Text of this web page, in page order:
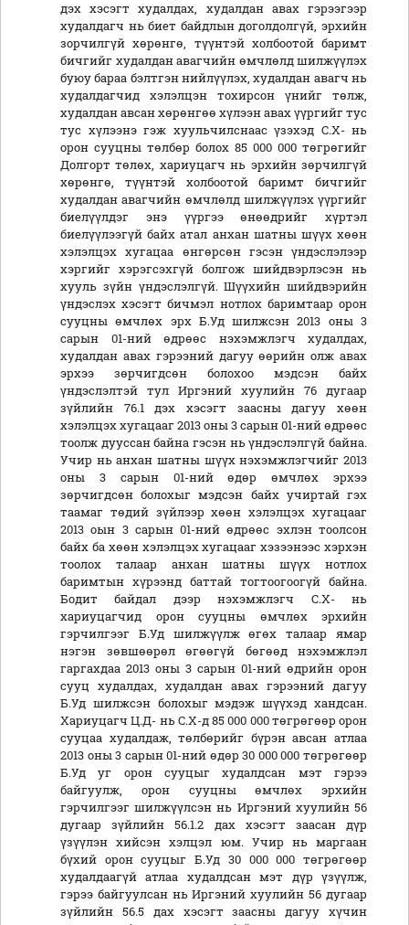
дэх хэсэгт худалдах, худалдан авах гэрээгээр
худалдагч нь биет байдлын доголдолгүй, эрхийн
зорчилгүй хөрөнгө, түүнтэй холбоотой баримт
бичгийг худалдан авагчийн өмчлөлд шилжүүлэх
буюу бараа бэлтгэн нийлүүлэх, худалдан авагч нь
худалдагчид хэлэлцэн тохирсон үнийг төлж,
худалдан авсан хөрөнгөө хүлээн авах үүргийг тус
тус хүлээнэ гэж хуульчилснаас үзэхэд С.Х- нь
орон сууцны төлбөр болох 85 000 000 төгрөгийг
Долгорт төлөх, хариуцагч нь эрхийн зөрчилгүй
хөрөнгө, түүнтэй холбоотой баримт бичгийг
худалдан авагчийн өмчлөлд шилжүүлэх үүргийг
биелүүлдэг энэ үүргээ өнөөдрийг хүртэл
биелүүлээгүй байх атал анхан шатны шүүх хөөн
хэлэлцэх хугацаа өнгөрсөн гэсэн үндэслэлээр
хэргийг хэрэгсэхгүй болгож шийдвэрлэсэн нь
хууль зүйн үндэслэлгүй. Шүүхийн шийдвэрийн
үндэслэх хэсэгт бичмэл нотлох баримтаар орон
сууцны өмчлөх эрх Б.Уд шилжсэн 2013 оны 3
сарын 01-ний өдрөөс нэхэмжлэгч худалдах,
худалдан авах гэрээний дагуу өөрийн олж авах
эрхээ зөрчигдсөн болохоо мэдсэн байх
үндэслэлтэй тул Иргэний хуулийн 76 дугаар
зүйлийн 76.1 дэх хэсэгт заасны дагуу хөөн
хэлэлцэх хугацааг 2013 оны 3 сарын 01-ний өдрөөс
тоолж дууссан байна гэсэн нь үндэслэлгүй байна.
Учир нь анхан шатны шүүх нэхэмжлэгчийг 2013
оны 3 сарын 01-ний өдөр өмчлөх эрхээ
зөрчигдсөн болохыг мэдсэн байх учиртай гэх
таамаг төдий зүйлээр хөөн хэлэлцэх хугацааг
2013 оын 3 сарын 01-ний өдрөөс эхлэн тоолсон
байх ба хөөн хэлэлцэх хугацааг хэзээнээс хэрхэн
тоолох талаар анхан шатны шүүх нотлох
баримтын хүрээнд баттай тогтоогоогүй байна.
Бодит байдал дээр нэхэмжлэгч С.Х- нь
хариуцагчид орон сууцны өмчлөх эрхийн
гэрчилгээг Б.Уд шилжүүлж өгөх талаар ямар
нэгэн зөвшөөрөл өгөөгүй бөгөөд нэхэмжлэл
гаргахдаа 2013 оны 3 сарын 01-ний өдрийн орон
сууц худалдах, худалдан авах гэрээний дагуу
Б.Уд шилжсэн болохыг мэдэж шүүхэд хандсан.
Хариуцагч Ц.Д- нь С.Х-д 85 000 000 төгрөгөөр орон
сууцаа худалдаж, төлбөрийг бүрэн авсан атлаа
2013 оны 3 сарын 01-ний өдөр 30 000 000 төгрөгөөр
Б.Уд уг орон сууцыг худалдсан мэт гэрээ
байгуулж, орон сууцны өмчлөх эрхийн
гэрчилгээг шилжүүлсэн нь Иргэний хуулийн 56
дугаар зүйлийн 56.1.2 дах хэсэгт заасан дүр
үзүүлэн хийсэн хэлцэл юм. Учир нь маргаан
бүхий орон сууцыг Б.Уд 30 000 000 төгрөгөөр
худалдаагүй атлаа худалдсан мэт дүр үзүүлж,
гэрээ байгуулсан нь Иргэний хуулийн 56 дугаар
зүйлийн 56.5 дах хэсэгт заасны дагуу хүчин